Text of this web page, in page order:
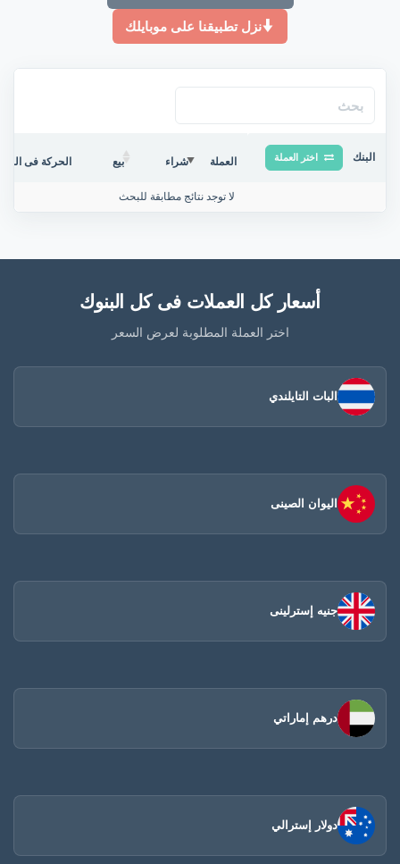
نزل تطبيقنا على موبايلك
البنك اختر العملة العملة شراء بيع الحركة فى
لا توجد نتائج مطابقة للبحث
أسعار كل العملات فى كل البنوك
اختر العملة المطلوبة لعرض السعر
البات التايلندي
اليوان الصينى​
جنيه إسترلينى
درهم إماراتي
دولار إسترالي